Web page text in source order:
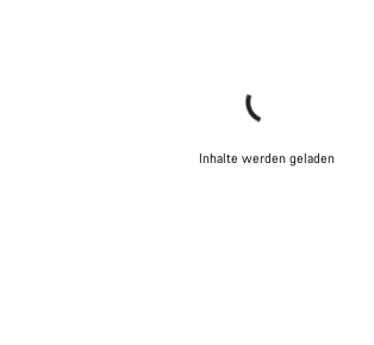
Inhalte werden geladen